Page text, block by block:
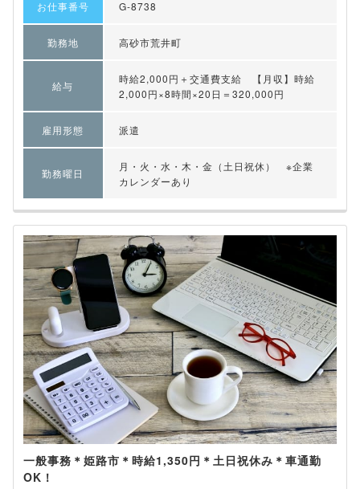
お仕事番号 G-8738
勤務地 高砂市荒井町
給与
時給2,000円＋交通費支給 【月収】時給
2,000円×8時間×20日＝320,000円
雇用形態 派遣
勤務曜日
月・火・水・木・金（土日祝休） ※企業
カレンダーあり
一般事務＊姫路市＊時給1,350円＊土日祝休み＊車通勤
OK！